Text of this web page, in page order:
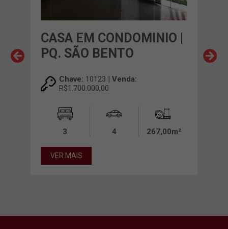
CASA EM CONDOMINIO |
PQ. SÃO BENTO
Chave: 10123 | Venda:
R$1.700.000,00
3 4 267,00m²
VER MAIS